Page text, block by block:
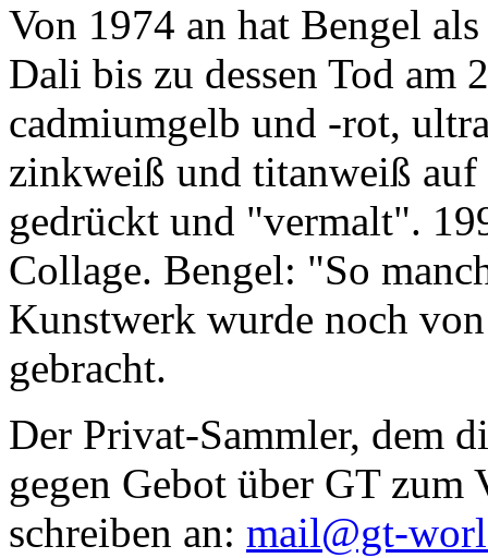
Von 1974 an hat Bengel
Dali bis zu dessen Tod am
cadmiumgelb und -rot,
zinkweiß und titanweiß
gedrückt und "vermalt".
Collage. Bengel: "So
Kunstwerk wurde noch
gebracht.
Der Privat-Sammler, dem
gegen Gebot über GT zum
schreiben an: mail@gt-